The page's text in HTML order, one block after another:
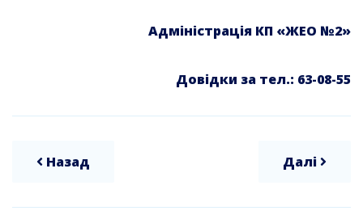
Адміністрація КП «ЖЕО №2»
Довідки за тел.: 63-08-55
Назад Далі